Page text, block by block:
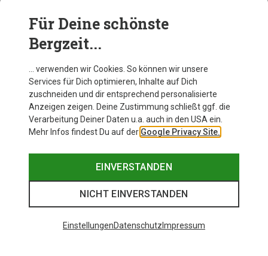
Du sparst 65%
Für Deine schönste
Bergzeit...
… verwenden wir Cookies. So können wir unsere
Services für Dich optimieren, Inhalte auf Dich
zuschneiden und dir entsprechend personalisierte
Anzeigen zeigen. Deine Zustimmung schließt ggf. die
Verarbeitung Deiner Daten u.a. auch in den USA ein.
Mehr Infos findest Du auf der Google Privacy Site.
EINVERSTANDEN
NICHT EINVERSTANDEN
EinstellungenDatenschutz Impressum